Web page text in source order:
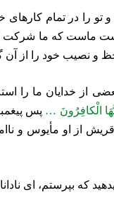
را در تمام كارهاى
دست ماست كه ما
و نصيب خود را از آن
از خدايان ما را
الْكافِرُونَ … پس
از او مأيوس و
كه بپرستم، اى